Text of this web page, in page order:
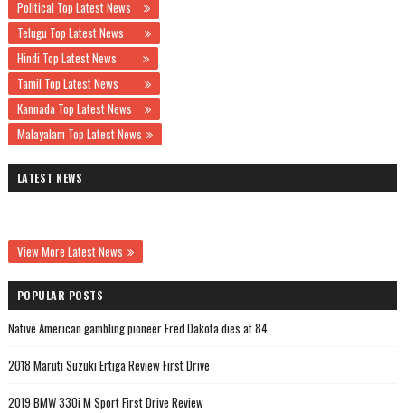
Political Top Latest News
Telugu Top Latest News
Hindi Top Latest News
Tamil Top Latest News
Kannada Top Latest News
Malayalam Top Latest News
LATEST NEWS
View More Latest News
POPULAR POSTS
Native American gambling pioneer Fred Dakota dies at 84
2018 Maruti Suzuki Ertiga Review First Drive
2019 BMW 330i M Sport First Drive Review